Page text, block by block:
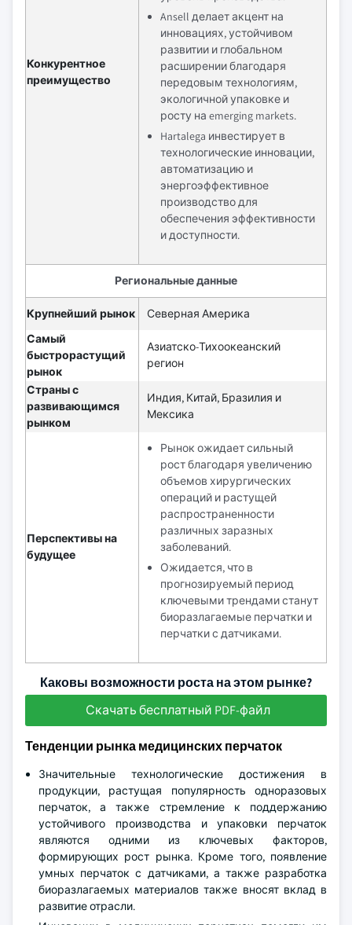
Конкурентное
преимущество
Ansell делает акцент на
инновациях, устойчивом
развитии и глобальном
расширении благодаря
передовым технологиям,
экологичной упаковке и
росту на emerging markets.
Hartalega инвестирует в
технологические инновации,
автоматизацию и
энергоэффективное
производство для
обеспечения эффективности
и доступности.
Региональные данные
Крупнейший рынок
Северная Америка
Самый
быстрорастущий
рынок
Азиатско-Тихоокеанский
регион
Страны с
развивающимся
рынком
Индия, Китай, Бразилия и
Мексика
Перспективы на
будущее
Рынок ожидает сильный
рост благодаря увеличению
объемов хирургических
операций и растущей
распространенности
различных заразных
заболеваний.
Ожидается, что в
прогнозируемый период
ключевыми трендами станут
биоразлагаемые перчатки и
перчатки с датчиками.
Каковы возможности роста на этом рынке?
Скачать бесплатный PDF-файл
Тенденции рынка медицинских перчаток
Значительные технологические достижения в
продукции, растущая популярность одноразовых
перчаток, а также стремление к поддержанию
устойчивого производства и упаковки перчаток
являются одними из ключевых факторов,
формирующих рост рынка. Кроме того, появление
умных перчаток с датчиками, а также разработка
биоразлагаемых материалов также вносят вклад в
развитие отрасли.